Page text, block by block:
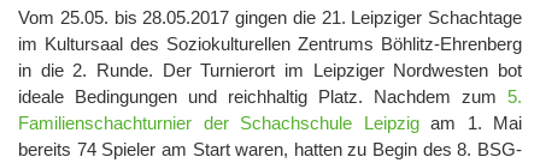
Vom 25.05. bis 28.05.2017 gingen die 21. Leipziger Schachtage
im Kultursaal des Soziokulturellen Zentrums Böhlitz-Ehrenberg
in die 2. Runde. Der Turnierort im Leipziger Nordwesten bot
ideale Bedingungen und reichhaltig Platz. Nachdem zum 5.
Familienschachturnier der Schachschule Leipzigam 1. Mai
bereits 74 Spieler am Start waren, hatten zu Begin des 8. BSG-